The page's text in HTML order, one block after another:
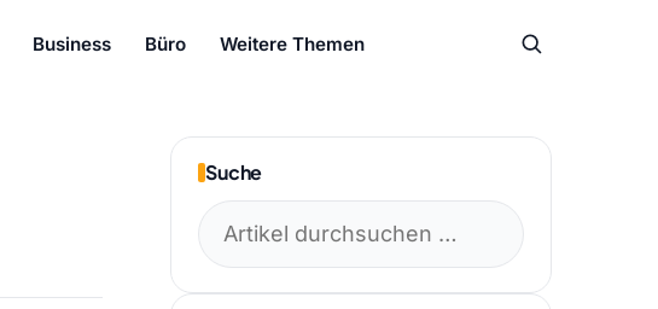
Business Büro Weitere Themen
Suche